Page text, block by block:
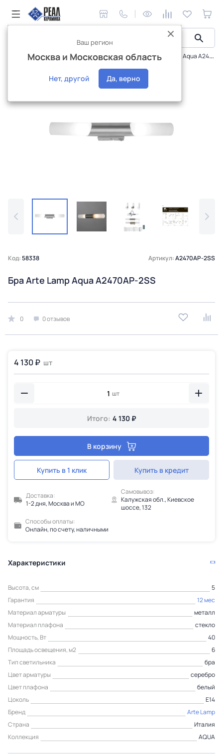
Интерьерное освещение Бра Техно Бра Arte Lamp Aqua A2470AP-2SS
Интернет-магазин
Код:58338 Артикул:A2470AP-2SS
Бра Arte Lamp Aqua A2470AP-2SS
0 0 отзывов
4 130 ₽ шт
шт
Итого: 4 130 ₽
В корзину
Купить в 1 клик Купить в кредит
Доставка:
1-2 дня, Москва и МО
Самовывоз:
Калужская обл., Киевское
шоссе, 132
Способы оплаты:
Онлайн, по счету, наличными
Характеристики
Высота, см
5
Гарантия
12 мес
Материал арматуры
металл
Материал плафона
стекло
Мощность, Вт
40
Площадь освещения, м2
6
Тип светильника
бра
Цвет арматуры
серебро
Цвет плафона
белый
Цоколь
Е14
Бренд
Arte Lamp
Страна
Италия
Коллекция
AQUA
Ваш регион
Москва и Московская область
Нет, другой Да, верно